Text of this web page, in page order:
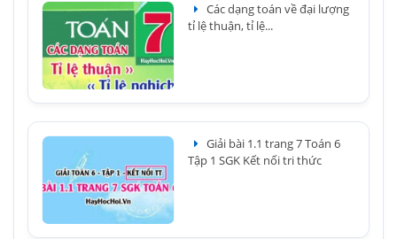
Các dạng toán về đại lượng
tỉ lệ thuận, tỉ lệ...
Giải bài 1.1 trang 7 Toán 6
Tập 1 SGK Kết nối tri thức